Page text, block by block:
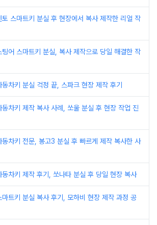
토 스마트키 분실 후 현장에서 복사 제작한 리얼 작
팅어 스마트키 분실, 복사 제작으로 당일 해결한 작
동차키 분실 걱정 끝, 스파크 현장 제작 후기
동차키 제작 복사 사례, 쏘울 분실 후 현장 작업 진
동차키 전문, 봉고3 분실 후 빠르게 제작 복사한 사
동차키 제작 후기, 쏘나타 분실 후 당일 현장 복사
마트키 분실 복사 후기, 모하비 현장 제작 과정 공